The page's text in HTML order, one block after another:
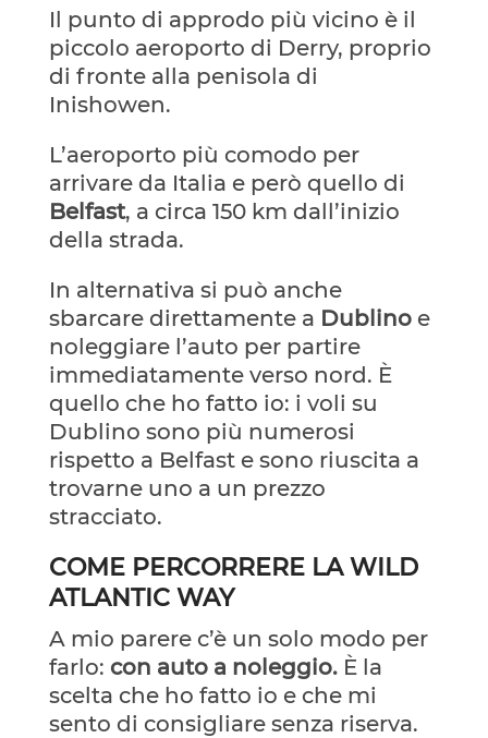
Il punto di approdo più vicino è il
piccolo aeroporto di Derry, proprio
di fronte alla penisola di
Inishowen.
L’aeroporto più comodo per
arrivare da Italia e però quello di
Belfast, a circa 150 km dall’inizio
della strada.
In alternativa si può anche
sbarcare direttamente a Dublinoe
noleggiare l’auto per partire
immediatamente verso nord. È
quello che ho fatto io: i voli su
Dublino sono più numerosi
rispetto a Belfast e sono riuscita a
trovarne uno a un prezzo
stracciato.
COME PERCORRERE LA WILD
ATLANTIC WAY
A mio parere c’è un solo modo per
farlo: con auto a noleggio. È la
scelta che ho fatto io e che mi
sento di consigliare senza riserva.